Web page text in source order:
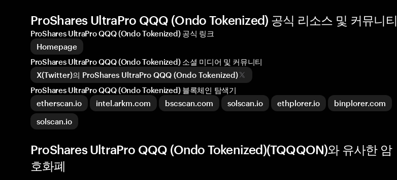
ProShares UltraPro QQQ (Ondo Tokenized) 공식 리소스 및 커뮤니티
ProShares UltraPro QQQ (Ondo Tokenized) 공식 링크
Homepage
ProShares UltraPro QQQ (Ondo Tokenized) 소셜 미디어 및 커뮤니티
X(Twitter)의 ProShares UltraPro QQQ (Ondo Tokenized)
ProShares UltraPro QQQ (Ondo Tokenized) 블록체인 탐색기
etherscan.io
intel.arkm.com bscscan.com solscan.io ethplorer.io
binplorer.com
solscan.io
ProShares UltraPro QQQ (Ondo Tokenized)(TQQQON)와 유사한 암
호화폐